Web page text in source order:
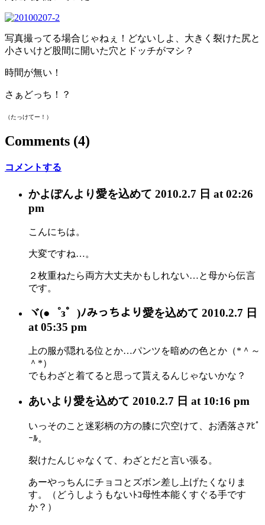
写真撮ってる場合じゃねぇ！どないしよ、大きく裂けた尻と
小さいけど股間に開いた穴とドッチがマシ？
時間が無い！
さぁどっち！？
（たっけてー！）
Comments (4)
コメントする
かよぽんより愛を込めて 2010.2.7 日 at 02:26
pm
こんにちは。
大変ですね…。
２枚重ねたら両方大丈夫かもしれない…と母から伝言
です。
ヾ(●゜з゜)ﾉみっちより愛を込めて 2010.2.7 日
at 05:35 pm
上の服が隠れる位とか…パンツを暗めの色とか（*＾～
＾*）
でもわざと着てると思って貰えるんじゃないかな？
あいより愛を込めて 2010.2.7 日 at 10:16 pm
いっそのこと迷彩柄の方の膝に穴空けて、お洒落さｱﾋﾟ
ｰﾙ。
裂けたんじゃなくて、わざとだと言い張る。
あーやっちんにチョコとズボン差し上げたくなりま
す。（どうしようもないﾄｺ母性本能くすぐる手です
か？）